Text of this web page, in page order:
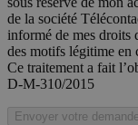
de la société
informé de mes droits
des motifs légitime en
Ce traitement a fait
D-M-310/2015
Envoyer votre